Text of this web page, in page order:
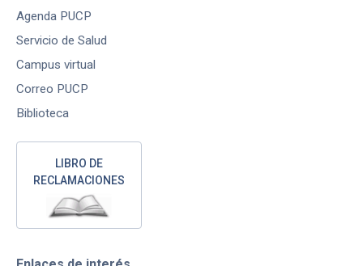
Agenda PUCP
Servicio de Salud
Campus virtual
Correo PUCP
Biblioteca
LIBRO DE
RECLAMACIONES